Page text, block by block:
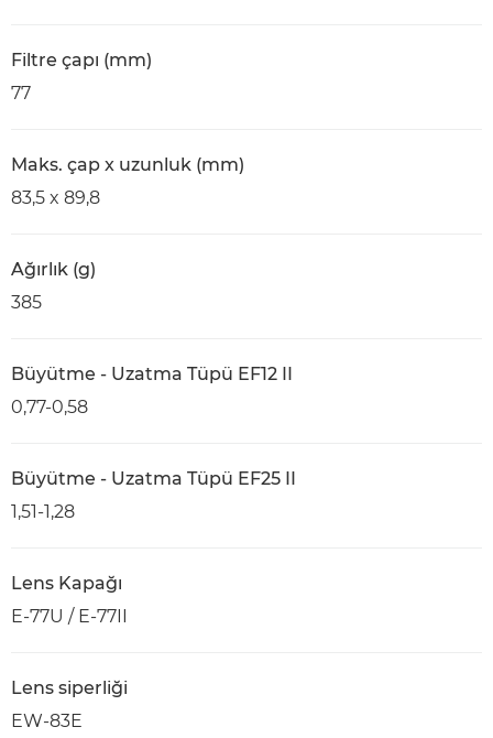
Filtre çapı (mm)
77
Maks. çap x uzunluk (mm)
83,5 x 89,8
Ağırlık (g)
385
Büyütme - Uzatma Tüpü EF12 II
0,77-0,58
Büyütme - Uzatma Tüpü EF25 II
1,51-1,28
Lens Kapağı
E-77U / E-77II
Lens siperliği
EW-83E